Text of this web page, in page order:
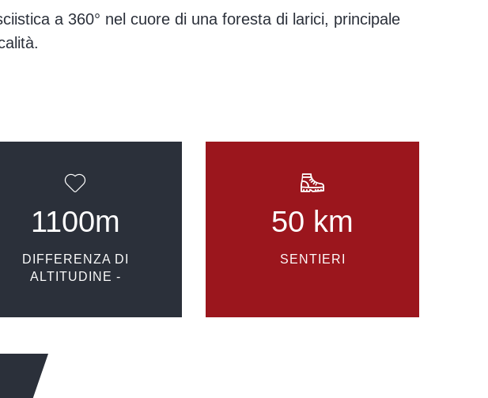
a 360° nel cuore di una foresta di larici, principale
1100m
DIFFERENZA DI
ALTITUDINE -
50 km
SENTIERI